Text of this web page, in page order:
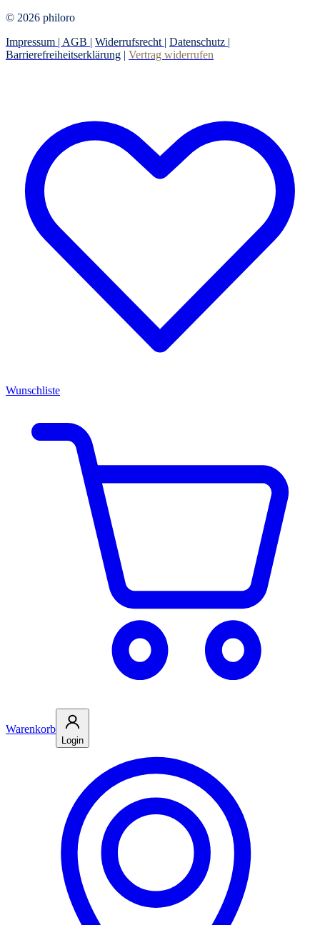
© 2026 philoro
Impressum | AGB | Widerrufsrecht | Datenschutz |
Barrierefreiheitserklärung | Vertrag widerrufen
Wunschliste
Warenkorb
Login